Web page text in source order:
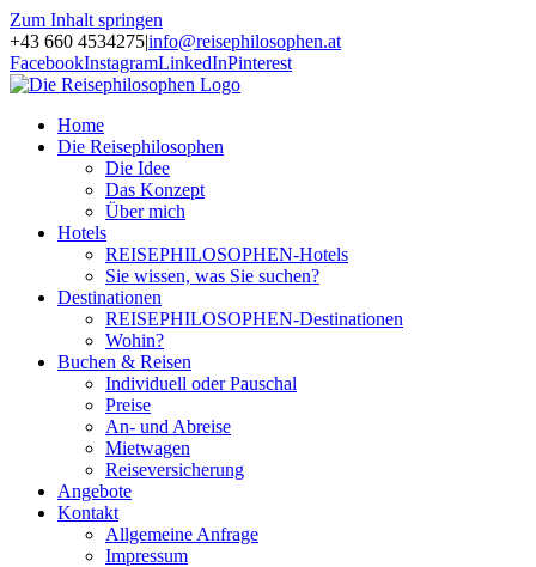
Zum Inhalt springen
+43 660 4534275|info@reisephilosophen.at
FacebookInstagramLinkedInPinterest
Home
Die Reisephilosophen
Die Idee
Das Konzept
Über mich
Hotels
REISEPHILOSOPHEN-Hotels
Sie wissen, was Sie suchen?
Destinationen
REISEPHILOSOPHEN-Destinationen
Wohin?
Buchen & Reisen
Individuell oder Pauschal
Preise
An- und Abreise
Mietwagen
Reiseversicherung
Angebote
Kontakt
Allgemeine Anfrage
Impressum